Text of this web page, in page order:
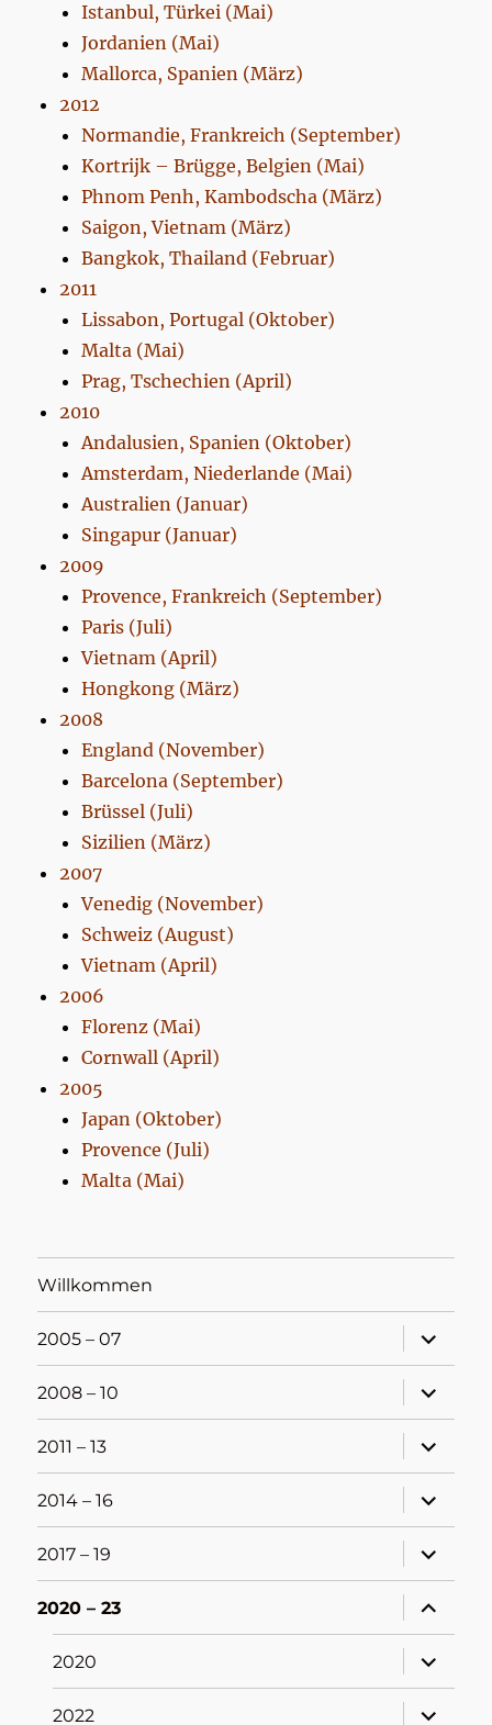
Istanbul, Türkei (Mai)
Jordanien (Mai)
Mallorca, Spanien (März)
2012
Normandie, Frankreich (September)
Kortrijk – Brügge, Belgien (Mai)
Phnom Penh, Kambodscha (März)
Saigon, Vietnam (März)
Bangkok, Thailand (Februar)
2011
Lissabon, Portugal (Oktober)
Malta (Mai)
Prag, Tschechien (April)
2010
Andalusien, Spanien (Oktober)
Amsterdam, Niederlande (Mai)
Australien (Januar)
Singapur (Januar)
2009
Provence, Frankreich (September)
Paris (Juli)
Vietnam (April)
Hongkong (März)
2008
England (November)
Barcelona (September)
Brüssel (Juli)
Sizilien (März)
2007
Venedig (November)
Schweiz (August)
Vietnam (April)
2006
Florenz (Mai)
Cornwall (April)
2005
Japan (Oktober)
Provence (Juli)
Malta (Mai)
Willkommen
2005 – 07
öffnen
2008 – 10
öffnen
2011 – 13
öffnen
2014 – 16
öffnen
2017 – 19
öffnen
2020 – 23
öffnen
2020
öffnen
2022